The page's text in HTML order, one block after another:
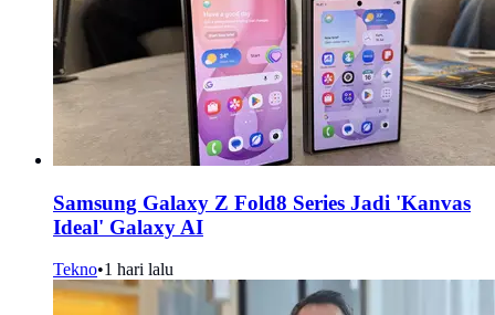
Samsung Galaxy Z Fold8 Series Jadi 'Kanvas
Ideal' Galaxy AI
Tekno•1 hari lalu